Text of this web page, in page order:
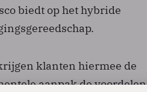
biedt op het hybride
klanten hiermee de
aanpak de voordelen